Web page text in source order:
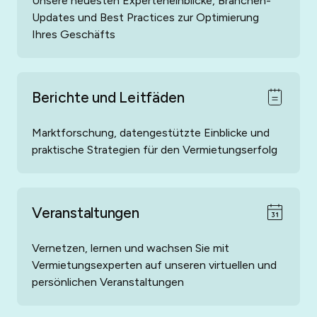
Updates und Best Practices zur Optimierung
Ihres Geschäfts
Berichte und Leitfäden
Marktforschung, datengestützte Einblicke und
praktische Strategien für den Vermietungserfolg
Veranstaltungen
Vernetzen, lernen und wachsen Sie mit
Vermietungsexperten auf unseren virtuellen und
persönlichen Veranstaltungen